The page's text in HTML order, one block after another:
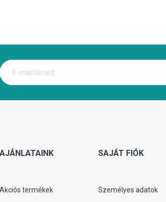
AJÁNLATAINK
Akciós termékek
SAJÁT FIÓK
Személyes adatok